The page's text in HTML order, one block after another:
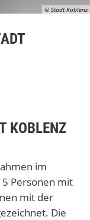
© Stadt Koblenz
KOBLENZ
im
Personen mit
mit der
Die